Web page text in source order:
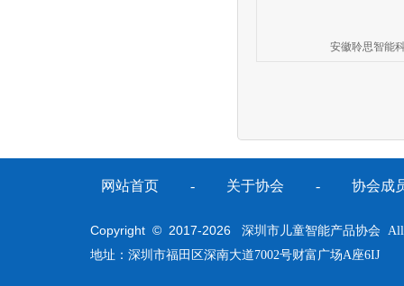
安徽聆思智能
网站首页 - 关于协会 - 协会成
Copyright © 2017-2026
深圳市儿童智能产品协会 All
地址：深圳市福田区深南大道7002号财富广场A座6IJ